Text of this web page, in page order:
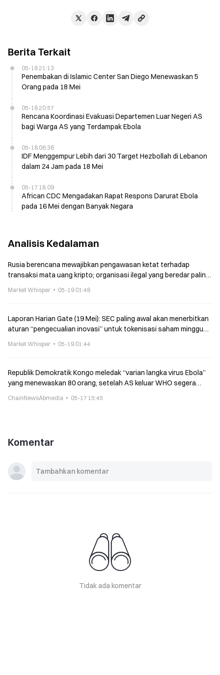
Berita Terkait
05-18 21:13
Penembakan di Islamic Center San Diego Menewaskan 5
Orang pada 18 Mei
05-18 20:57
Rencana Koordinasi Evakuasi Departemen Luar Negeri AS
bagi Warga AS yang Terdampak Ebola
05-18 06:36
IDF Menggempur Lebih dari 30 Target Hezbollah di Lebanon
dalam 24 Jam pada 18 Mei
05-17 18:09
African CDC Mengadakan Rapat Respons Darurat Ebola
pada 16 Mei dengan Banyak Negara
Analisis Kedalaman
Rusia berencana mewajibkan pengawasan ketat terhadap
transaksi mata uang kripto; organisasi ilegal yang beredar paling
Market Whisper 05-19 01:48
Laporan Harian Gate (19 Mei): SEC paling awal akan menerbitkan
aturan “pengecualian inovasi” untuk tokenisasi saham minggu
Market Whisper 05-19 01:44
Republik Demokratik Kongo meledak “varian langka virus Ebola”
yang menewaskan 80 orang, setelah AS keluar WHO segera
ChainNewsAbmedia 05-17 15:45
Komentar
Tidak ada komentar